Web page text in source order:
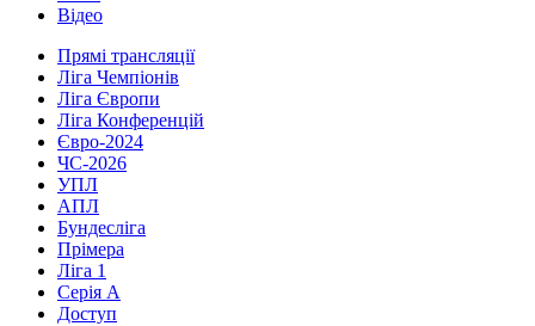
Відео
Прямі трансляції
Ліга Чемпіонів
Ліга Європи
Ліга Конференцій
Євро-2024
ЧС-2026
УПЛ
АПЛ
Бундесліга
Прімера
Ліга 1
Серія А
Доступ